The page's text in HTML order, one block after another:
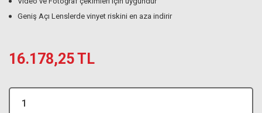
Geniş Açı Lenslerde vinyet riskini en aza indirir
16.178,25 TL